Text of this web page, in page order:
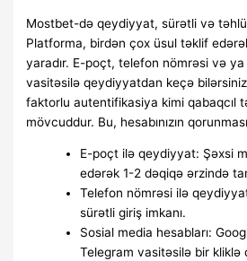
Mostbet-də qeydiyyat, sürətli və
Platforma, birdən çox üsul təklif
yaradır. E-poçt, telefon nömrəsi və ya
vasitəsilə qeydiyyatdan keçə
faktorlu autentifikasiya kimi qabaqcıl
mövcuddur. Bu, hesabınızın
E-poçt ilə qeydiyyat: Şəxsi
edərək 1-2 dəqiqə ərzində
Telefon nömrəsi ilə
sürətli giriş imkanı.
Sosial media hesabları:
Telegram vasitəsilə bir kliklə